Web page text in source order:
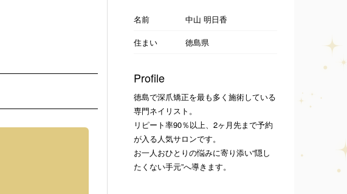
名前
中山 明日香
住まい
徳島県
Profile
徳島で深爪矯正を最も多く施術している
専門ネイリスト。
リピート率90％以上、2ヶ月先まで予約
が入る人気サロンです。
お一人おひとりの悩みに寄り添い“隠し
たくない手元”へ導きます。